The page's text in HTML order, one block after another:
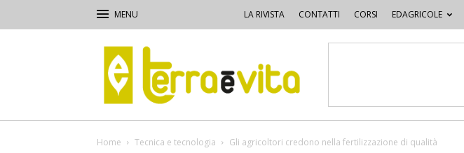
LA RIVISTA CONTATTI CORSI EDAGRICOLE
Terra
e
Vita
Home Tecnica e tecnologia Gli agricoltori credono nella fertilizzazione di qualità